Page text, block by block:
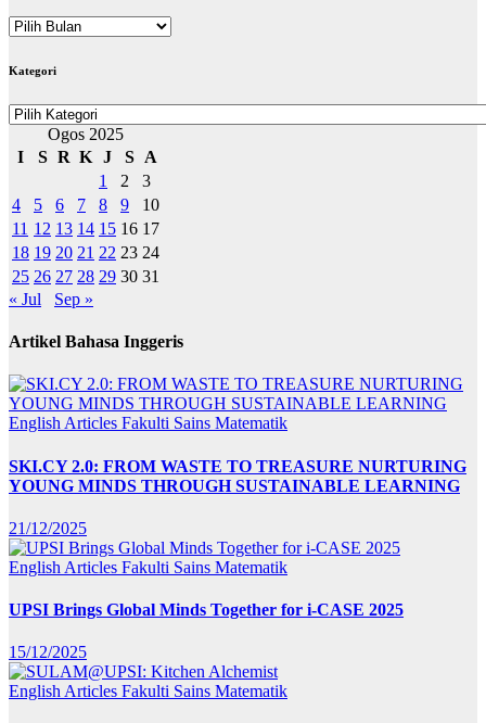
ARKIB
Kategori
Kategori
Ogos 2025
I
S R K J S
A
1
2
3
4
5 6 7 8 9
10
11 12 13 14 15 16 17
18 19 20 21 22 23 24
25 26 27 28 29 30 31
« Jul
Sep »
Artikel Bahasa Inggeris
English Articles Fakulti Sains Matematik
SKI.CY 2.0: FROM WASTE TO TREASURE NURTURING
YOUNG MINDS THROUGH SUSTAINABLE LEARNING
21/12/2025
English Articles Fakulti Sains Matematik
UPSI Brings Global Minds Together for i-CASE 2025
15/12/2025
English Articles Fakulti Sains Matematik